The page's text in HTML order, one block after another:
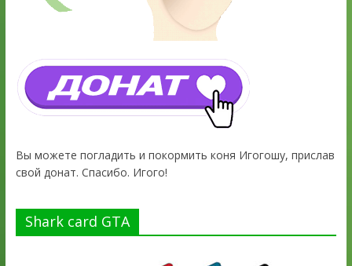
Вы можете погладить и покормить коня Игогошу, прислав
свой донат. Спасибо. Игого!
Shark card GTA